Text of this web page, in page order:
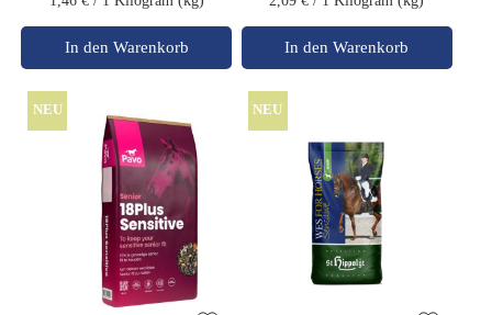
In den Warenkorb In den Warenkorb
NEU NEU